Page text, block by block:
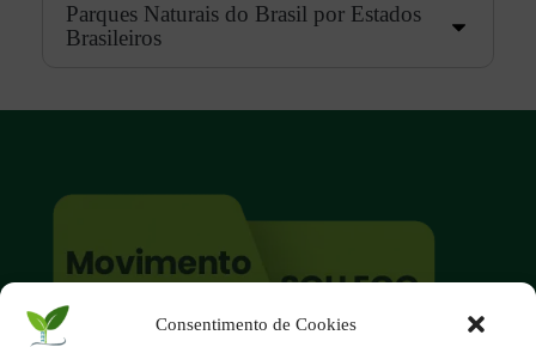
Consentimento de Cookies
Parques Naturais do Brasil por Estados
Brasileiros